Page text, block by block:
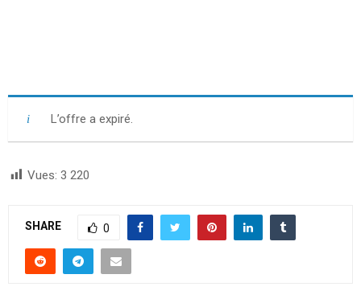
L’offre a expiré.
Vues: 3 220
SHARE 0